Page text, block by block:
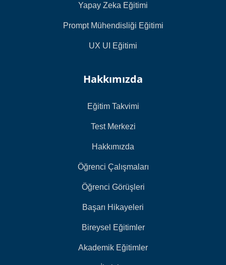
Yapay Zeka Eğitimi
Prompt Mühendisliği Eğitimi
UX UI Eğitimi
Hakkımızda
Eğitim Takvimi
Test Merkezi
Hakkımızda
Öğrenci Çalışmaları
Öğrenci Görüşleri
Başarı Hikayeleri
Bireysel Eğitimler
Akademik Eğitimler